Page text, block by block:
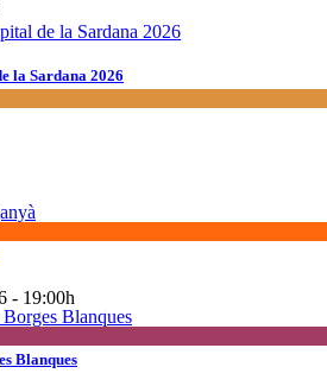
la Sardana 2026
- 19:00h
Blanques